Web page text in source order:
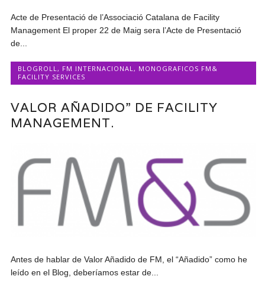
Acte de Presentació de l’Associació Catalana de Facility
Management El proper 22 de Maig sera l’Acte de Presentació
de...
BLOGROLL , FM INTERNACIONAL , MONOGRAFICOS FM&
FACILITY SERVICES
VALOR AÑADIDO” DE FACILITY
MANAGEMENT.
Antes de hablar de Valor Añadido de FM, el “Añadido” como he
leído en el Blog, deberíamos estar de...